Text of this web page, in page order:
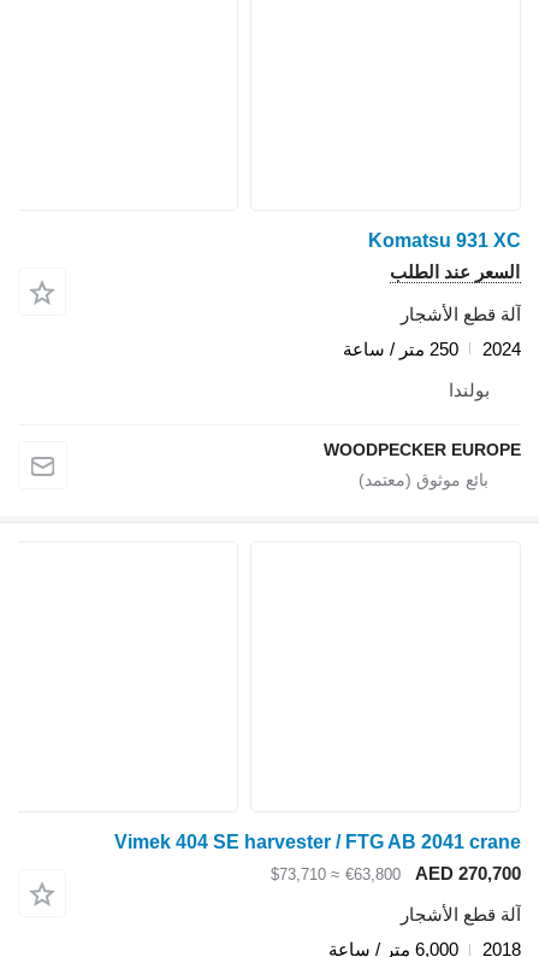
Komatsu 931 XC
السعر عند الطلب
آلة قطع الأشجار
2024
250 متر / ساعة
بولندا
WOODPECKER EUROPE
Vimek 404 SE harvester / FTG AB 2041 crane
AED 270,700
€63,800
≈ $73,710
آلة قطع الأشجار
2018
6,000 متر / ساعة